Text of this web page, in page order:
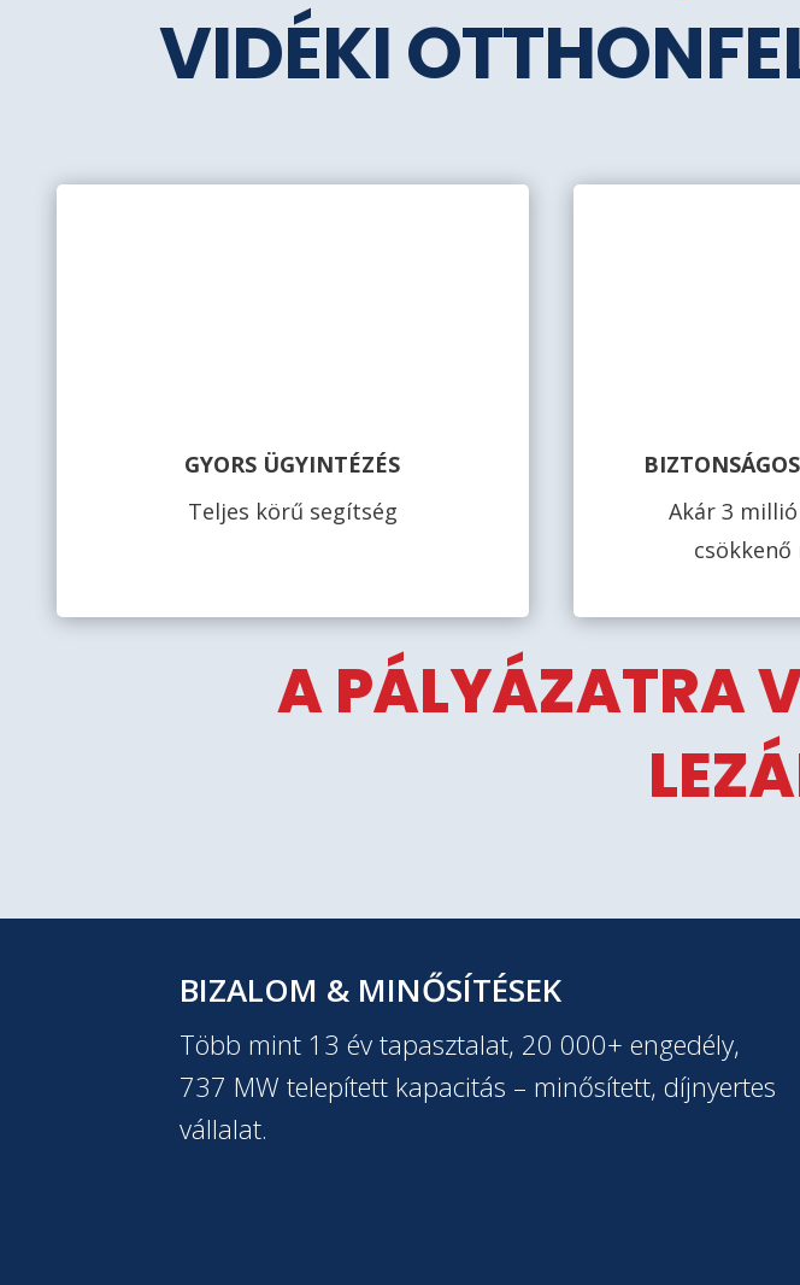
VIDÉKI
GYORS ÜGYINTÉZÉS
Teljes körű segítség
Akár 3
A PÁLYÁZATRA
BIZALOM & MINŐSÍTÉSEK
Több mint 13 év tapasztalat, 20 000+ engedély,
737 MW telepített kapacitás – minősített, díjnyertes
vállalat.